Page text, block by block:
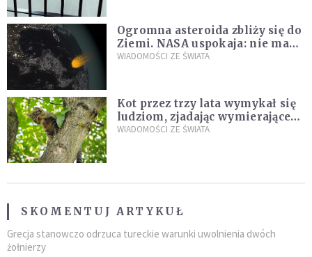
Ogromna asteroida zbliży się do
Ziemi. NASA uspokaja: nie ma
zagrożenia
WIADOMOŚCI ZE ŚWIATA
Kot przez trzy lata wymykał się
ludziom, zjadając wymierające
kaczki. W końcu popełnił
WIADOMOŚCI ZE ŚWIATA
SKOMENTUJ ARTYKUŁ
Grecja stanowczo odrzuca tureckie warunki uwolnienia dwóch
żołnierzy